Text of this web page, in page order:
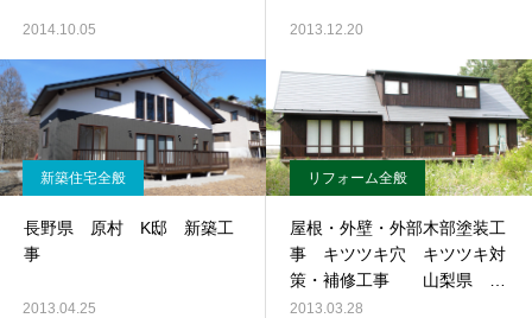
2014.10.05 2013.12.20
新築住宅全般
長野県 原村 K邸 新築工
事
2013.04.25
リフォーム全般
屋根・外壁・外部木部塗装工
事 キツツキ穴 キツツキ対
策・補修工事 山梨県 韮
崎市 Y邸
2013.03.28